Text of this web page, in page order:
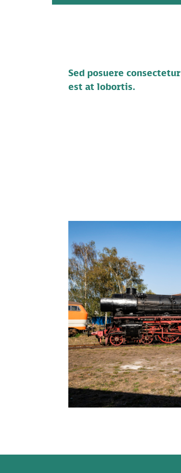
Sed posuere consectetur
est at lobortis.